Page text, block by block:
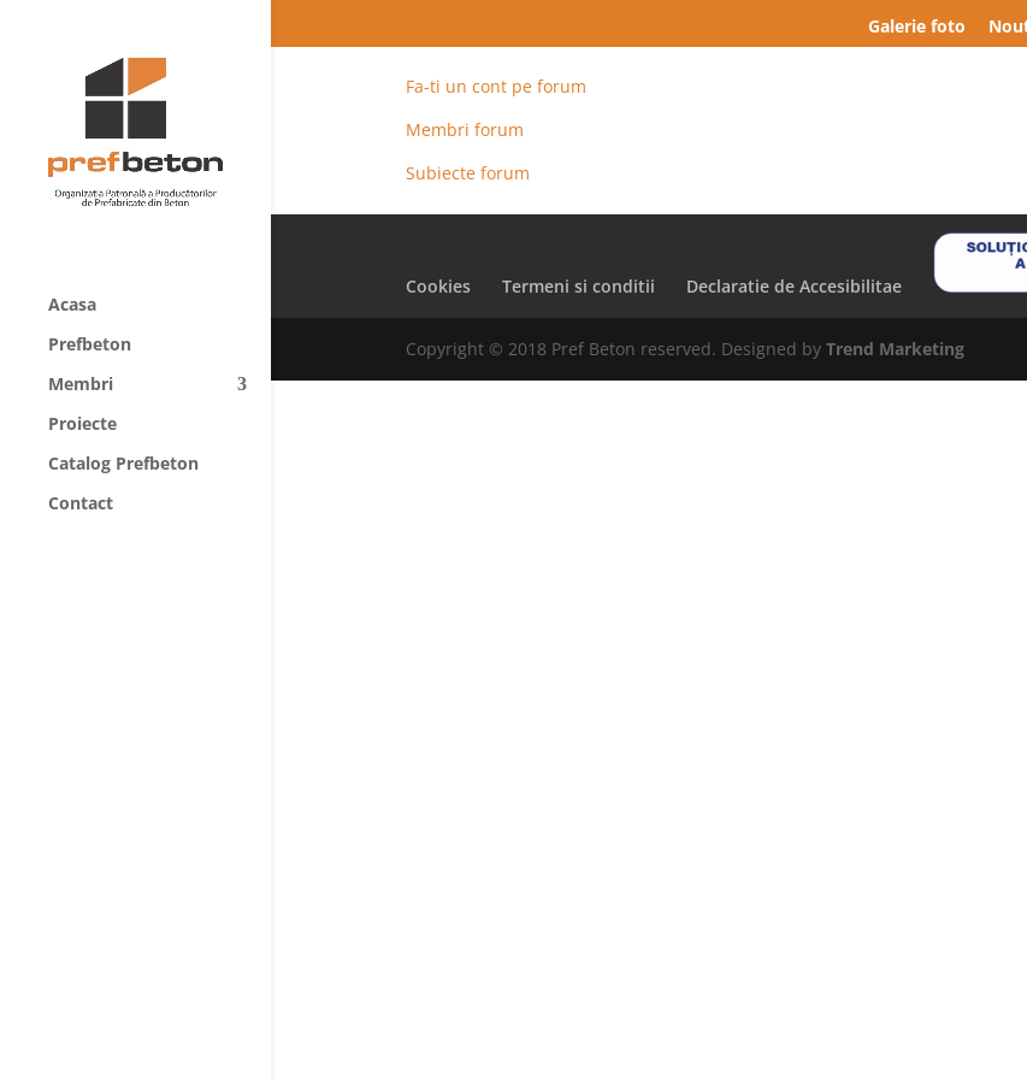
Galerie foto
Acasa
Prefbeton
Membri
Proiecte
Catalog Prefbeton
Contact
Fa-ti un cont pe forum
Membri forum
Subiecte forum
Cookies Termeni si conditii Declaratie de Accesibilitae
Copyright © 2018 Pref Beton reserved. Designed by Trend Marketing